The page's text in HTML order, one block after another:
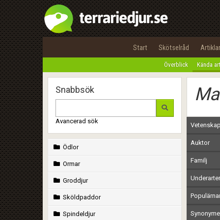
Start Skötselråd Artiklar
Överblick Kända
Snabbsök
Avancerad sök
Ödlor
Ormar
Groddjur
Sköldpaddor
Spindeldjur
Auktor
Familj
Underarter